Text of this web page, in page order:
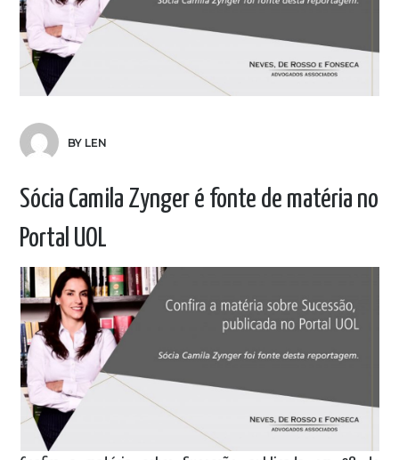
BY LEN
Sócia Camila Zynger é fonte de matéria no
Portal UOL